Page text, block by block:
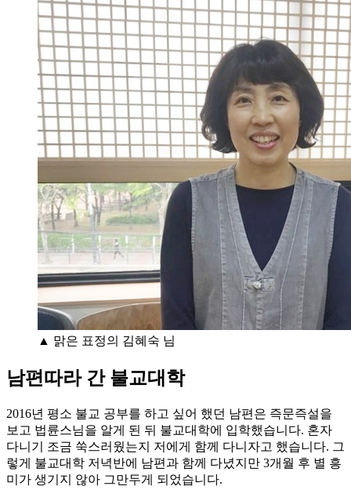
▲ 맑은 표정의 김혜숙 님
남편따라 간 불교대학
2016년 평소 불교 공부를 하고 싶어 했던 남편은 즉문즉설을
보고 법륜스님을 알게 된 뒤 불교대학에 입학했습니다. 혼자
다니기 조금 쑥스러웠는지 저에게 함께 다니자고 했습니다. 그
렇게 불교대학 저녁반에 남편과 함께 다녔지만 3개월 후 별 흥
미가 생기지 않아 그만두게 되었습니다.